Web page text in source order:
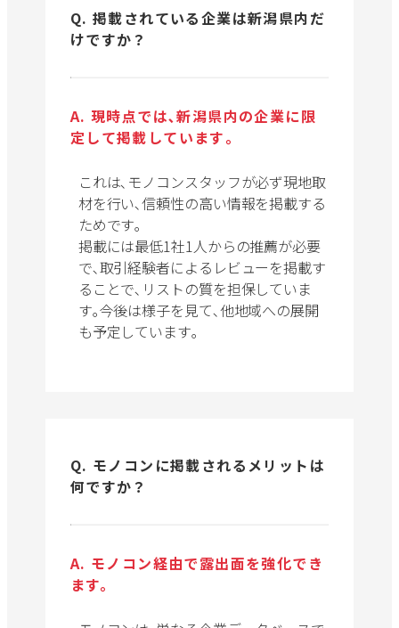
Q. 掲載されている企業は新潟県内だ
けですか？
A. 現時点では､新潟県内の企業に限
定して掲載しています｡
これは､モノコンスタッフが必ず現地取
材を行い､信頼性の高い情報を掲載する
ためです｡
掲載には最低1社1人からの推薦が必要
で､取引経験者によるレビューを掲載す
ることで､リストの質を担保していま
す｡今後は様子を見て､他地域への展開
も予定しています｡
Q. モノコンに掲載されるメリットは
何ですか？
A. モノコン経由で露出面を強化でき
ます。